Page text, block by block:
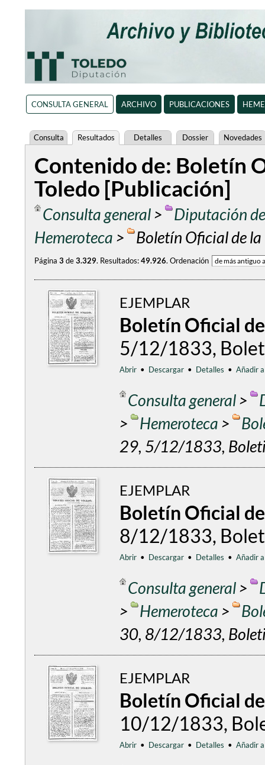
CONSULTA GENERAL ARCHIVO PUBLICACIONES
Consulta Resultados Detalles Dossier Novedades
Contenido de: Boletín
Toledo [Publicación]
Consulta general>
Diputación
Hemeroteca > Boletín Oficial de
Página 3 de3.329. Resultados:49.926. Ordenación
EJEMPLAR
Boletín Oficial
5/12/1833,
Abrir • Descargar • Detalles • Añadir
Consulta general>
>
Hemeroteca >
29, 5/12/1833,
EJEMPLAR
Boletín Oficial
8/12/1833,
Abrir • Descargar • Detalles • Añadir
Consulta general>
>
Hemeroteca >
30, 8/12/1833,
EJEMPLAR
Boletín Oficial
10/12/1833,
Abrir • Descargar • Detalles • Añadir